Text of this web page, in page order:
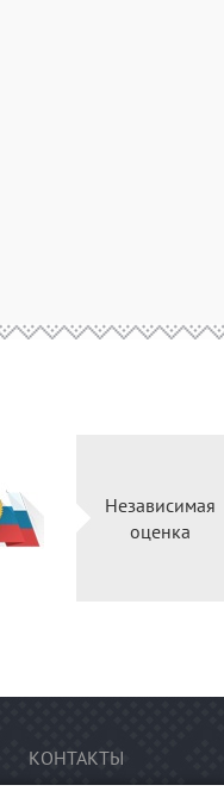
Независимая
оценка
КОНТАКТЫ